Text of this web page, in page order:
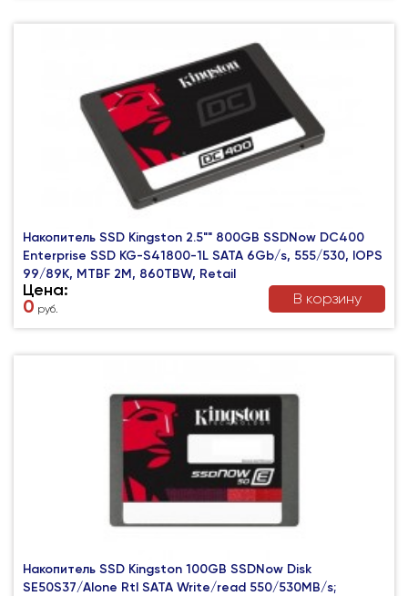
Накопитель SSD Kingston 2.5"" 800GB SSDNow DC400
Enterprise SSD KG-S41800-1L SATA 6Gb/s, 555/530, IOPS
99/89K, MTBF 2M, 860TBW, Retail
Цена:
0 руб.
В корзину
Накопитель SSD Kingston 100GB SSDNow Disk
SE50S37/Alone Rtl SATA Write/read 550/530MB/s;